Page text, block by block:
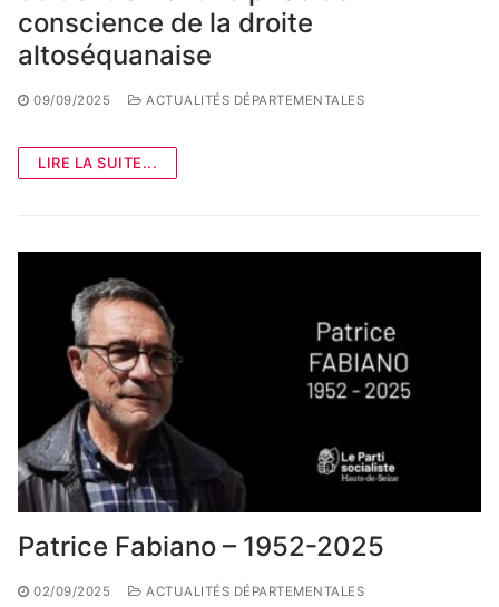
conscience de la droite
altoséquanaise
09/09/2025 ACTUALITÉS DÉPARTEMENTALES
LIRE LA SUITE...
Patrice Fabiano – 1952-2025
02/09/2025 ACTUALITÉS DÉPARTEMENTALES